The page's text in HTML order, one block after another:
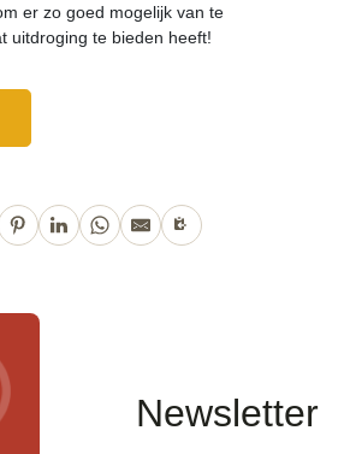
er zo goed mogelijk van te
uitdroging te bieden heeft!
Newsletter